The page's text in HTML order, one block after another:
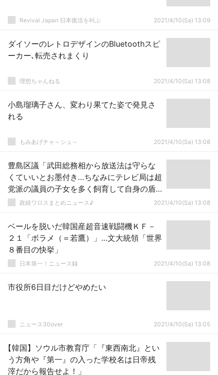
Revival Japan 日本復活を叫ぶ 2021/4/10(Sa) 13:09
ダイソーのレトロデザインのBluetoothスピ
ーカー､転売されまくり
理想ちゃんねる 2021/4/10(Sa) 13:08
小島瑠璃子さん、変わり果てた姿で発見さ
れる
もみあげチャ～シュ～ 2021/4/10(Sa) 13:08
豊島区議「武田総務相から放送法は守らな
くていいとお墨付き…ちなみにテレビ局は超
党派の議員の子女を多く飼育して自身の盾
にしています！」
政経ワロスまとめニュース♪ 2021/4/10(Sa) 13:08
ベールを脱いだ韓国産超音速戦闘機ＫＦ－
２１「ボラメ（＝若鷹）」…文大統領「世界
８番目の快挙」
日本第一！ニュース録 2021/4/10(Sa) 13:08
市役所6日目だけどやめたい
ニュース30over 2021/4/10(Sa) 13:05
【韓国】ソウル市教育庁「『東西南北』とい
う方角や『第一』の入った学校名は日帝残
滓だから報告せよ！」